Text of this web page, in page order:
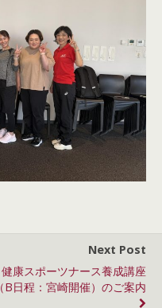
Next Post
健康スポーツナース養成講座
（B日程：宮崎開催）のご案内